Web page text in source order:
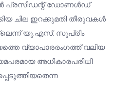
പ്രസിഡന്റ് ഡോണൾഡ്
ചില ഇറക്കുമതി തീരുവകൾ
യു.എസ്. സുപ്രീം
വ്യാപാരരംഗത്ത് വലിയ
അധികാരപരിധി